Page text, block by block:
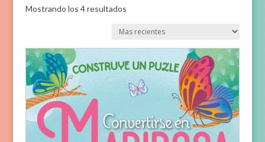
Mostrando los 4 resultadosOrdenado
los
últimos